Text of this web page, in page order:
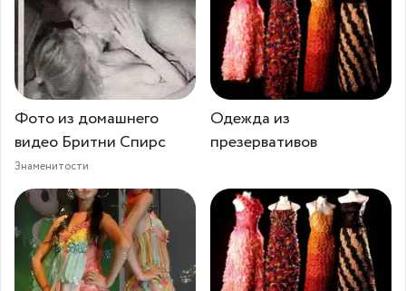
Фото из домашнего
видео Бритни Спирс
Знаменитости
Одежда из
презервативов